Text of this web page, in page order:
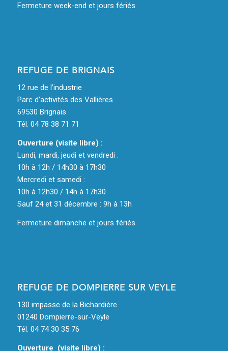
Fermeture week-end et jours fériés
REFUGE DE BRIGNAIS
12 rue de l’industrie
Parc d’activités des Vallières
69530 Brignais
Tél. 04 78 38 71 71
Ouverture (visite libre) :
Lundi, mardi, jeudi et vendredi :
10h à 12h / 14h30 à 17h30
Mercredi et samedi :
10h à 12h30 / 14h à 17h30
Sauf 24 et 31 décembre : 9h à 13h
Fermeture dimanche et jours fériés
REFUGE DE DOMPIERRE SUR VEYLE
130 impasse de la Bichardière
01240 Dompierre-sur-Veyle
Tél. 04 74 30 35 76
Ouverture (visite libre) :